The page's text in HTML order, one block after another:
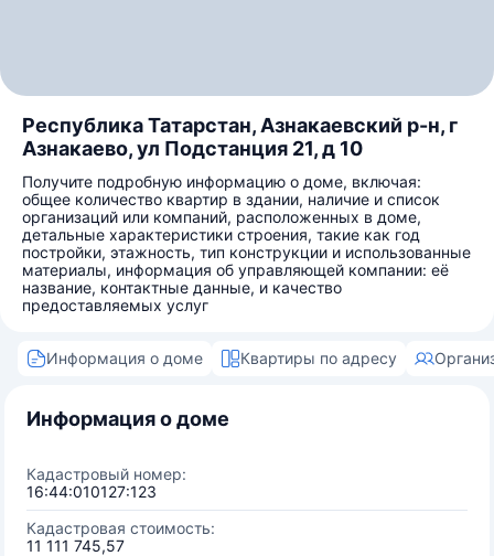
Республика Татарстан, Азнакаевский р-н, г
Азнакаево, ул Подстанция 21, д 10
Получите подробную информацию о доме, включая:
общее количество квартир в здании, наличие и список
организаций или компаний, расположенных в доме,
детальные характеристики строения, такие как год
постройки, этажность, тип конструкции и использованные
материалы, информация об управляющей компании: её
название, контактные данные, и качество
предоставляемых услуг
Информация о доме Квартиры по адресу
Информация о доме
Кадастровый номер:
16:44:010127:123
Кадастровая стоимость:
11 111 745,57